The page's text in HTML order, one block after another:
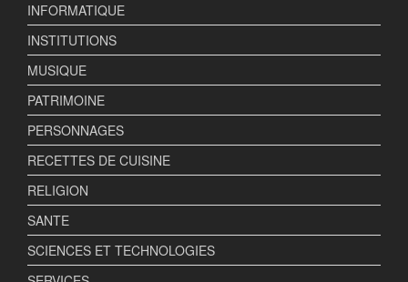
INFORMATIQUE
INSTITUTIONS
MUSIQUE
PATRIMOINE
PERSONNAGES
RECETTES DE CUISINE
RELIGION
SANTE
SCIENCES ET TECHNOLOGIES